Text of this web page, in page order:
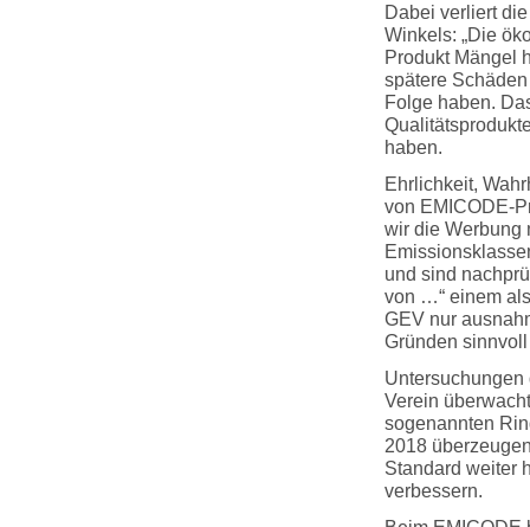
Dabei verliert
Winkels: „Die
Produkt Mängel
spätere
Folge haben.
haben.
Ehrlichkeit,
von EMICODE-
wir die Werbung
und sind
von …“ einem
GEV nur
Gründen
Verein
sogenannten
2018
Standard weiter
verbessern.